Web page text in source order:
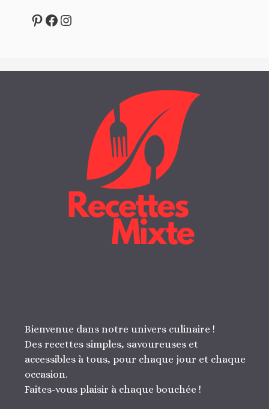
Pinterest
Facebook
Instagram
Bienvenue dans notre univers culinaire !
Des recettes simples, savoureuses et
accessibles à tous, pour chaque jour et chaque
occasion.
Faites-vous plaisir à chaque bouchée !